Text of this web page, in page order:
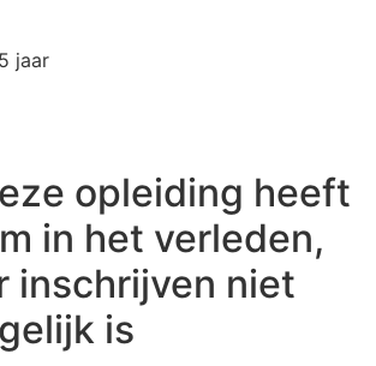
5 jaar
opleiding heeft
in het verleden,
inschrijven niet
is